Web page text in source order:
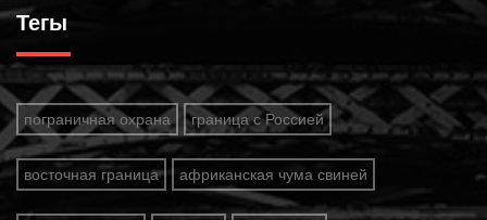
Тегы
пограничная охрана граница с Россией
восточная граница африканская чума свиней